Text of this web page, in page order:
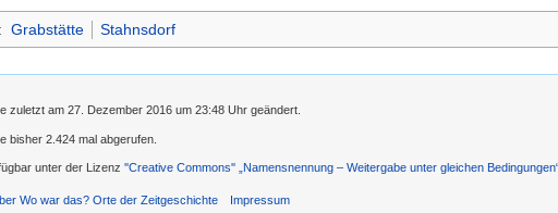
: Grabstätte Stahnsdorf
zuletzt am 27. Dezember 2016 um 23:48 Uhr geändert.
bisher 2.424 mal abgerufen.
unter der Lizenz ''Creative Commons'' „Namensnennung – Weitergabe unter gleichen
Wo war das? Orte der Zeitgeschichte Impressum